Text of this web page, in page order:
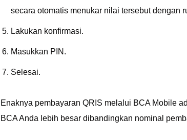
secara otomatis menukar nilai tersebut dengan
Lakukan konfirmasi.
Masukkan PIN.
Selesai.
Enaknya pembayaran QRIS melalui BCA Mobile
BCA Anda lebih besar dibandingkan nominal